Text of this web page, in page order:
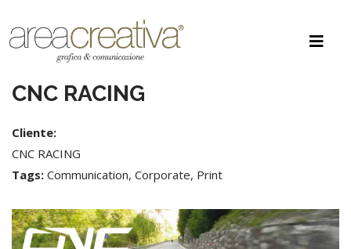
CNC RACING
Cliente:
CNC RACING
Tags: Communication, Corporate, Print